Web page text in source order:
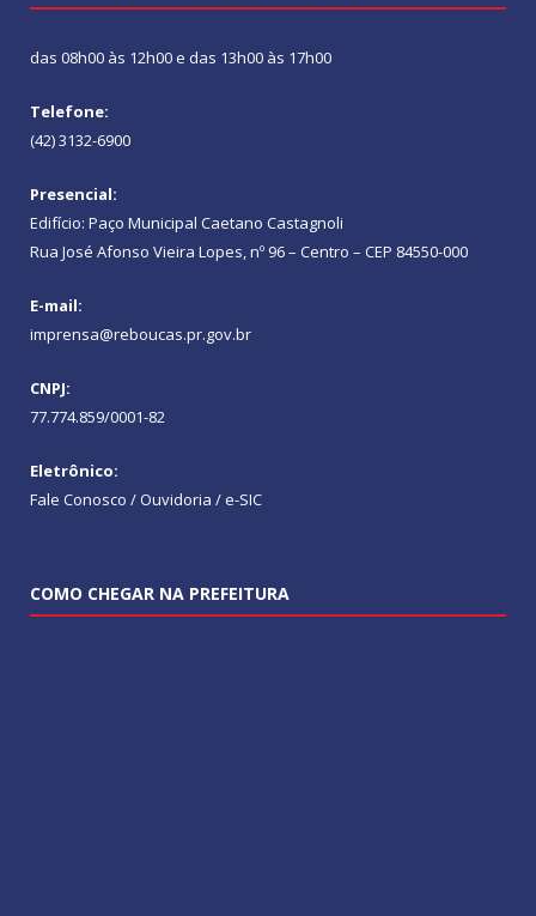
das 08h00 às 12h00 e das 13h00 às 17h00
Telefone:
(42) 3132-6900
Presencial:
Edifício: Paço Municipal Caetano Castagnoli
Rua José Afonso Vieira Lopes, nº 96 – Centro – CEP 84550-000
E-mail:
imprensa@reboucas.pr.gov.br
CNPJ:
77.774.859/0001-82
Eletrônico:
Fale Conosco / Ouvidoria / e-SIC
COMO CHEGAR NA PREFEITURA